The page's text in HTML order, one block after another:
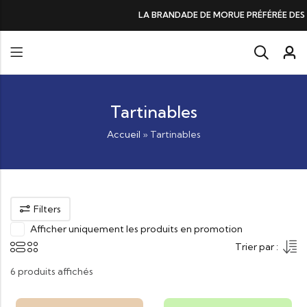
LA BRANDADE DE MORUE PRÉFÉRÉE DES GOURMANDS, N°1
Tartinables
Accueil » Tartinables
Filters
Afficher uniquement les produits en promotion
Trier par :
6 produits affichés